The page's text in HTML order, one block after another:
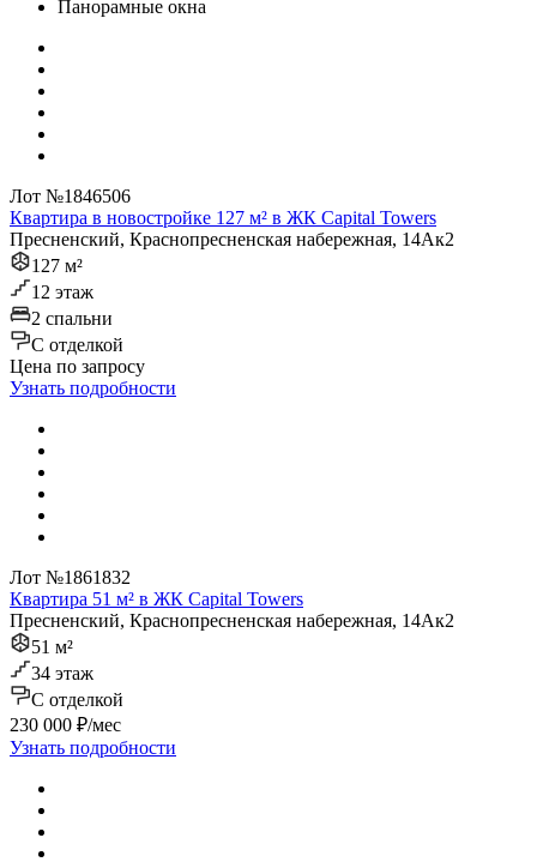
Панорамные окна
Лот №1846506
Квартира в новостройке 127 м² в ЖК Capital Towers
Пресненский, Краснопресненская набережная, 14Ак2
127 м²
12 этаж
2 спальни
C отделкой
Цена по запросу
Узнать подробности
Лот №1861832
Квартира 51 м² в ЖК Capital Towers
Пресненский, Краснопресненская набережная, 14Ак2
51 м²
34 этаж
C отделкой
230 000 ₽/мес
Узнать подробности